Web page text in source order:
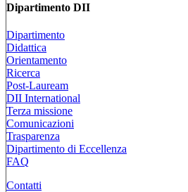
Dipartimento DII
Dipartimento
Didattica
Orientamento
Ricerca
Post-Lauream
DII International
Terza missione
Comunicazioni
Trasparenza
Dipartimento di Eccellenza
FAQ
Contatti